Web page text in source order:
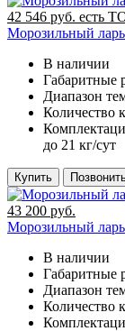
42 546 руб. есть
Морозильный
В наличии
Диапазон
Количество
до 21 кг/сут
Купить
43 200 руб.
Морозильный
В наличии
Диапазон
Количество